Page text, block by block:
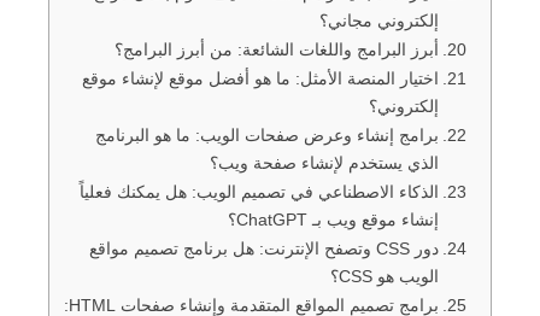
إلكتروني مجاني؟
أبرز البرامج واللغات الشائعة: من أبرز البرامج؟
اختيار المنصة الأمثل: ما هو أفضل موقع لإنشاء موقع
إلكتروني؟
برامج إنشاء وعرض صفحات الويب: ما هو البرنامج
الذي يستخدم لإنشاء صفحة ويب؟
الذكاء الاصطناعي في تصميم الويب: هل يمكنك فعلياً
إنشاء موقع ويب بـ ChatGPT؟
دور CSS وتصفح الإنترنت: هل برنامج تصميم مواقع
الويب هو CSS؟
برامج تصميم المواقع المتقدمة وإنشاء صفحات HTML: